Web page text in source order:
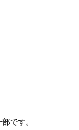
です。